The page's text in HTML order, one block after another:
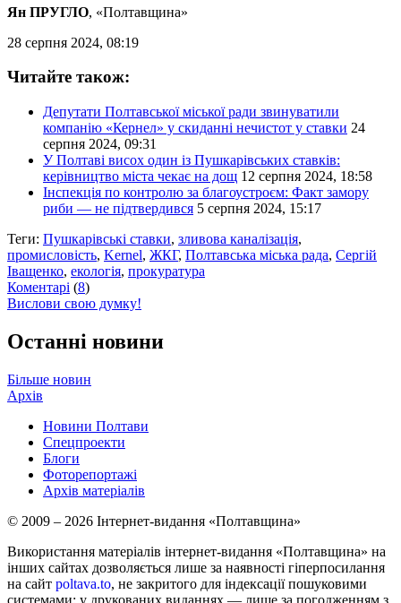
Ян ПРУГЛО, «Полтавщина»
28 серпня 2024, 08:19
Читайте також:
Депутати Полтавської міської ради звинуватили
компанію «Кернел» у скиданні нечистот у ставки 24
серпня 2024, 09:31
У Полтаві висох один із Пушкарівських ставків:
керівництво міста чекає на дощ 12 серпня 2024, 18:58
Інспекція по контролю за благоустроєм: Факт замору
риби — не підтвердився 5 серпня 2024, 15:17
Теги: Пушкарівські ставки, зливова каналізація,
промисловість, Kernel, ЖКГ, Полтавська міська рада, Сергій
Іващенко, екологія, прокуратура
Коментарі (8)
Вислови свою думку!
Останні новини
Більше новин
Архів
Новини Полтави
Спецпроекти
Блоги
Фоторепортажі
Архів матеріалів
© 2009 – 2026 Інтернет-видання «Полтавщина»
Використання матеріалів інтернет-видання «Полтавщина» на
інших сайтах дозволяється лише за наявності гіперпосилання
на сайт poltava.to, не закритого для індексації пошуковими
системами; у друкованих виданнях — лише за погодженням з